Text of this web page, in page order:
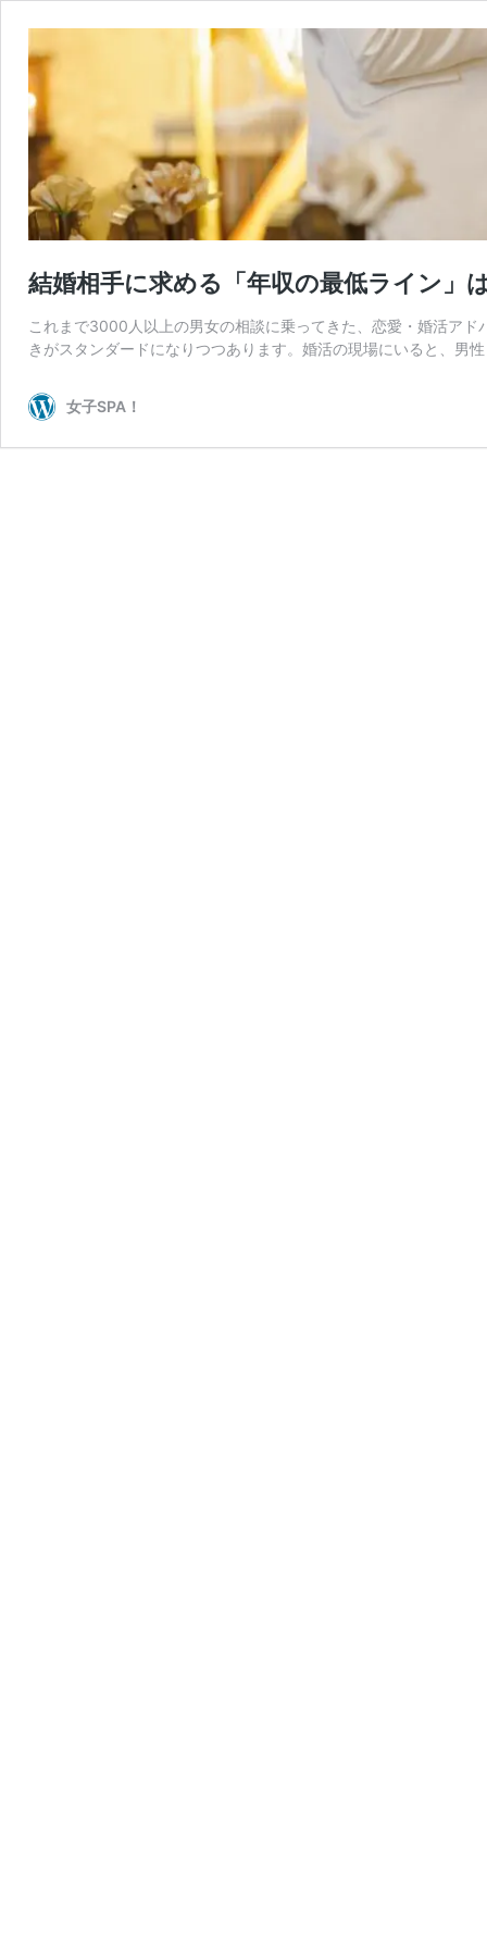
結婚相手に求める「年収の最低ライン」
これまで3000人以上の男女の相談に乗ってきた、恋愛・婚活ア
きがスタンダードになりつつあります。婚活の現場にいると、男
女子SPA！